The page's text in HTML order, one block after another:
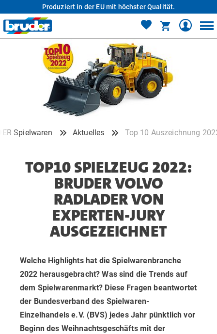
Produziert in der EU mit höchster Qualität.
Spielwaren Aktuelles Top 10 Auszeichnung
TOP10 SPIELZEUG 2022:
BRUDER VOLVO
RADLADER VON
EXPERTEN-JURY
AUSGEZEICHNET
Welche Highlights hat die Spielwarenbranche
2022 herausgebracht? Was sind die Trends auf
dem Spielwarenmarkt? Diese Fragen beantwortet
der Bundesverband des Spielwaren-
Einzelhandels e.V. (BVS) jedes Jahr pünktlich vor
Beginn des Weihnachtsgeschäfts mit der